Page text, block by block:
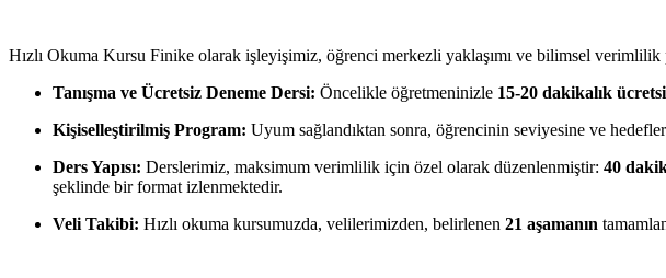
Hızlı Okuma Kursu Finike olarak işleyişimiz, öğrenci merkezli yaklaşımı ve bilimsel
Tanışma ve Ücretsiz Deneme Dersi: Öncelikle öğretmeninizle 15-20 dakikalık
Kişiselleştirilmiş Program: Uyum sağlandıktan sonra, öğrencinin seviyesine ve
Ders Yapısı: Derslerimiz, maksimum verimlilik için özel olarak düzenlenmiştir: 40
şeklinde bir format izlenmektedir.
Veli Takibi: Hızlı okuma kursumuzda, velilerimizden, belirlenen 21 aşamanın